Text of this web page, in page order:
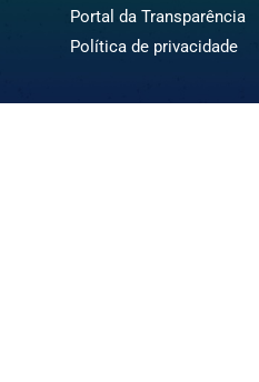
Portal da Transparência
Política de privacidade